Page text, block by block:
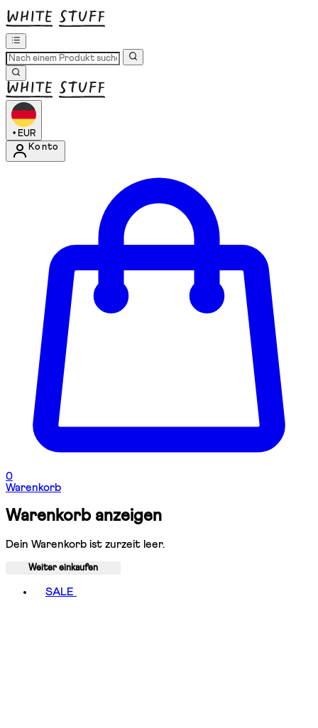
• EUR
Konto
0
Warenkorb
Warenkorb anzeigen
Dein Warenkorb ist zurzeit leer.
Weiter einkaufen
SALE